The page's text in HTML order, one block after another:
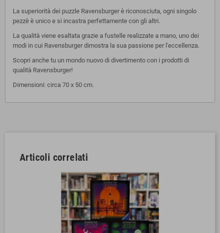
La superiorità dei puzzle Ravensburger è riconosciuta, ogni singolo
pezzè è unico e si incastra perfettamente con gli altri.
La qualità viene esaltata grazie a fustelle realizzate a mano, uno dei
modi in cui Ravensburger dimostra la sua passione per l'eccellenza.
Scopri anche tu un mondo nuovo di divertimento con i prodotti di
qualità Ravensburger!
Dimensioni: circa 70 x 50 cm.
Articoli correlati